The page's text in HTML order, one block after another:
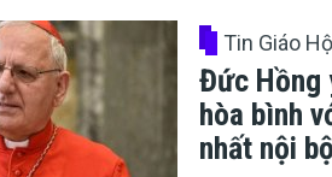
Tin Giáo
Đức Hồng
hòa bình
nhất nội bộ